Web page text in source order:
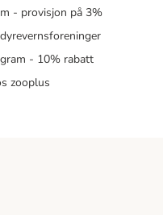
- provisjon på 3%
- 10% rabatt
zooplus